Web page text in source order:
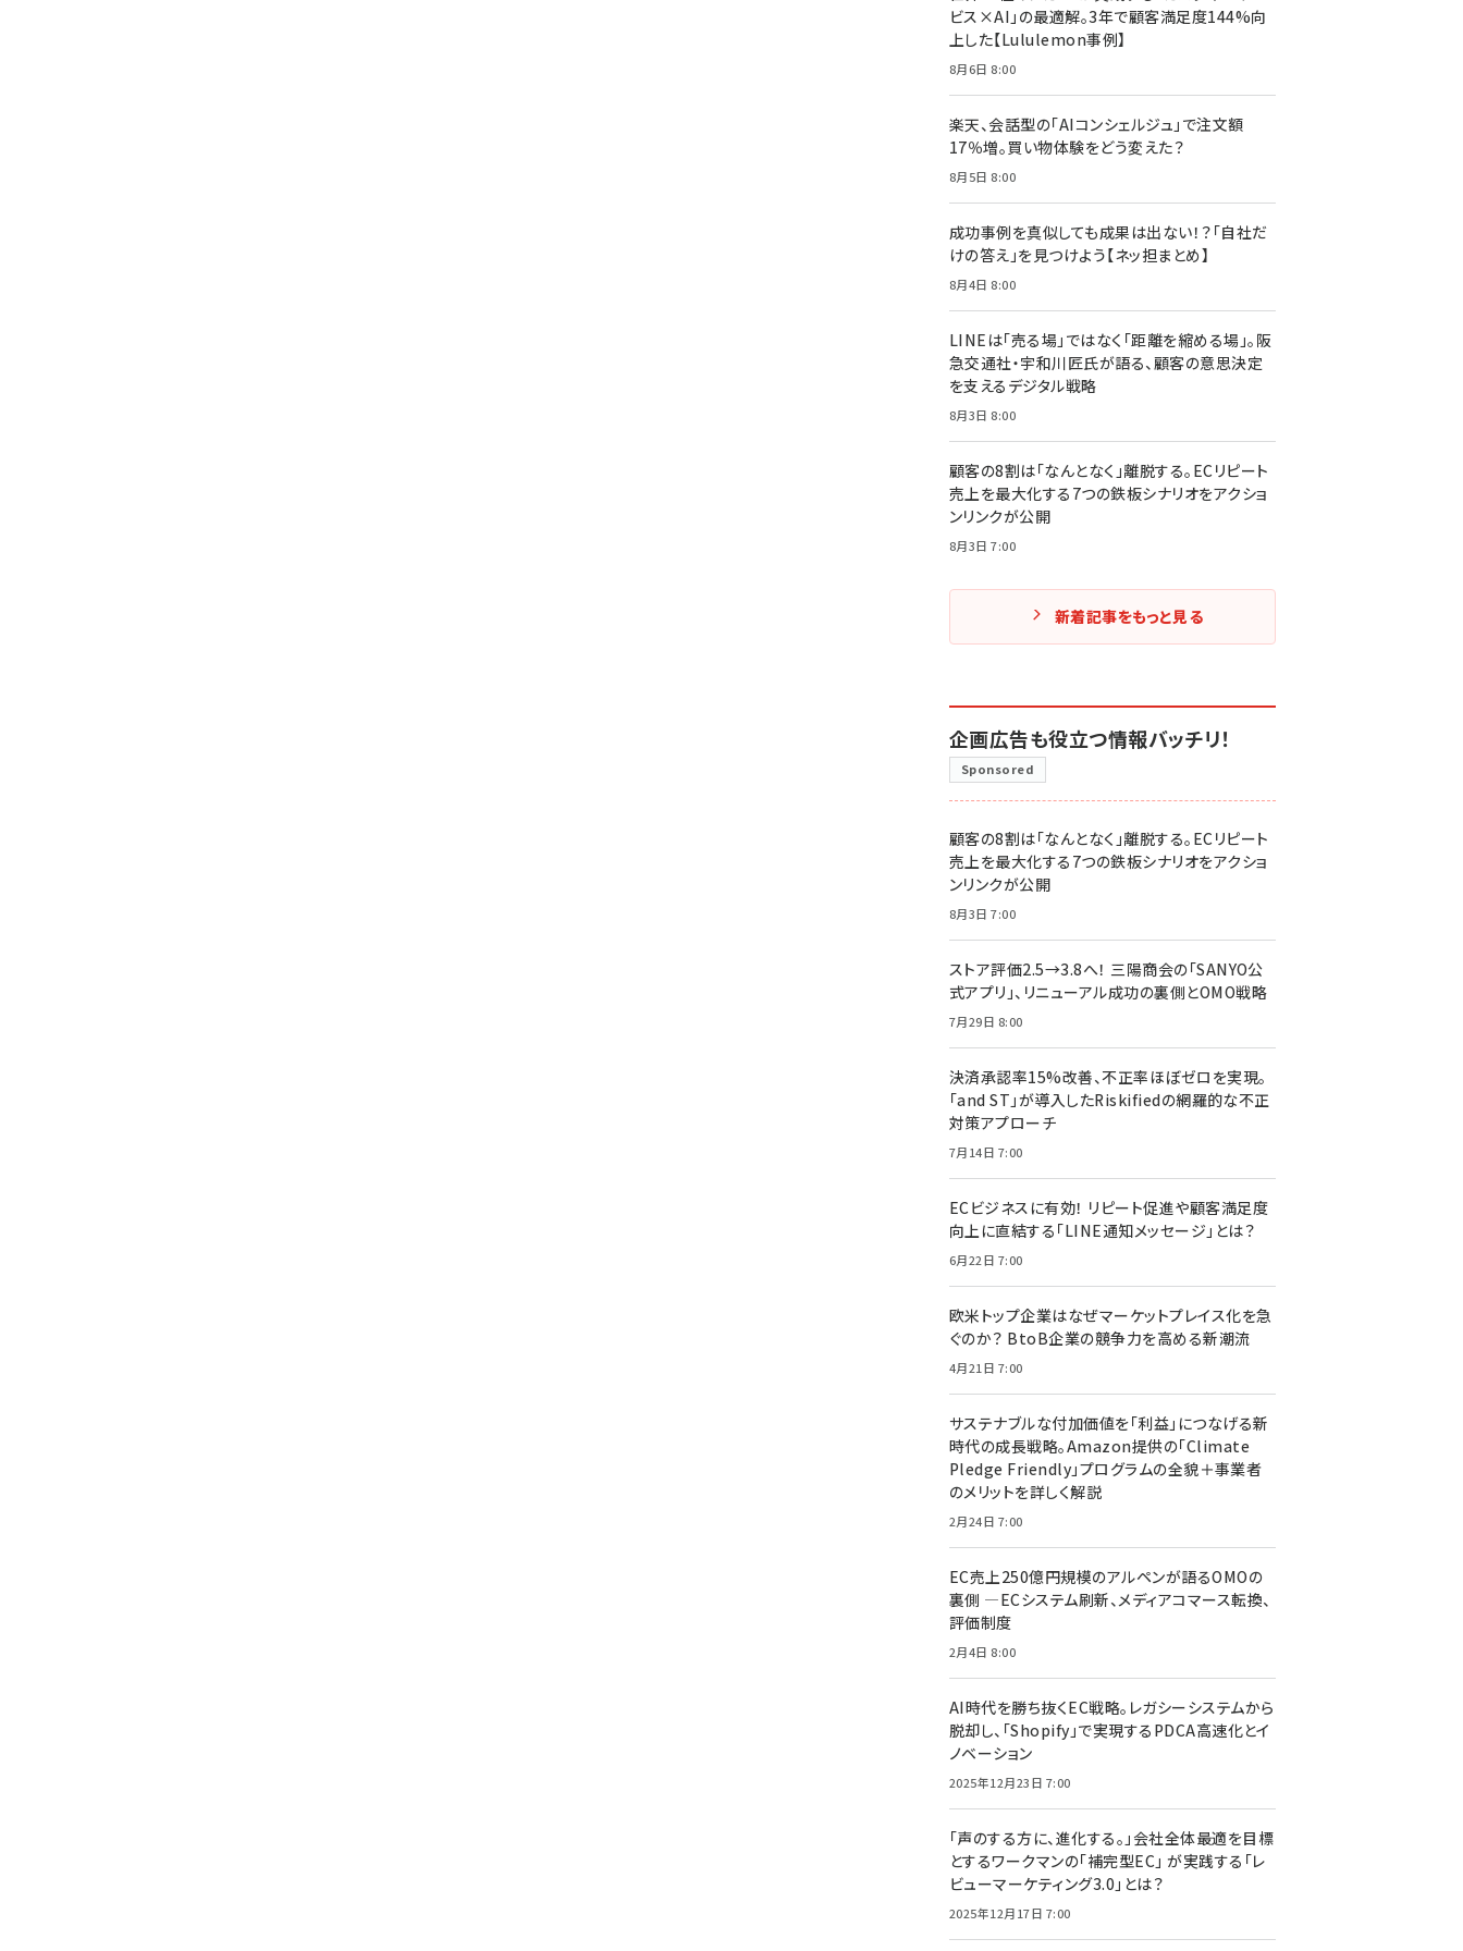
ビス×AI」の最適解。3年で顧客満足度144%向
上した【Lululemon事例】
8月6日 8:00
楽天、会話型の「AIコンシェルジュ」で注文額
17％増。買い物体験をどう変えた？
8月5日 8:00
成功事例を真似しても成果は出ない！？「自社だ
けの答え」を見つけよう【ネッ担まとめ】
8月4日 8:00
LINEは「売る場」ではなく「距離を縮める場」。阪
急交通社・宇和川匠氏が語る、顧客の意思決定
を支えるデジタル戦略
8月3日 8:00
顧客の8割は「なんとなく」離脱する。ECリピート
売上を最大化する7つの鉄板シナリオをアクショ
ンリンクが公開
8月3日 7:00
新着記事をもっと見る
企画広告も役立つ情報バッチリ！
Sponsored
顧客の8割は「なんとなく」離脱する。ECリピート
売上を最大化する7つの鉄板シナリオをアクショ
ンリンクが公開
8月3日 7:00
ストア評価2.5→3.8へ！ 三陽商会の「SANYO公
式アプリ」、リニューアル成功の裏側とOMO戦略
7月29日 8:00
決済承認率15%改善、不正率ほぼゼロを実現。
「and ST」が導入したRiskifiedの網羅的な不正
対策アプローチ
7月14日 7:00
ECビジネスに有効！ リピート促進や顧客満足度
向上に直結する「LINE通知メッセージ」とは？
6月22日 7:00
欧米トップ企業はなぜマーケットプレイス化を急
ぐのか？ BtoB企業の競争力を高める新潮流
4月21日 7:00
サステナブルな付加価値を「利益」につなげる新
時代の成長戦略。Amazon提供の「Climate
Pledge Friendly」プログラムの全貌＋事業者
のメリットを詳しく解説
2月24日 7:00
EC売上250億円規模のアルペンが語るOMOの
裏側 ―ECシステム刷新、メディアコマース転換、
評価制度
2月4日 8:00
AI時代を勝ち抜くEC戦略。レガシーシステムから
脱却し、「Shopify」で実現するPDCA高速化とイ
ノベーション
2025年12月23日 7:00
「声のする方に、進化する。」会社全体最適を目標
とするワークマンの「補完型EC」 が実践する「レ
ビューマーケティング3.0」とは？
2025年12月17日 7:00